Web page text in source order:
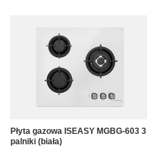
Płyta gazowa ISEASY MGBG-603 3
palniki (biała)